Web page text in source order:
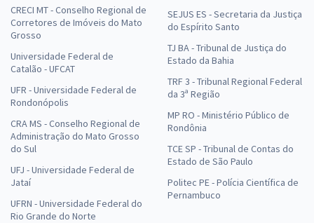
CRECI MT - Conselho Regional de
Corretores de Imóveis do Mato
Grosso
Universidade Federal de
Catalão - UFCAT
UFR - Universidade Federal de
Rondonópolis
CRA MS - Conselho Regional de
Administração do Mato Grosso
do Sul
UFJ - Universidade Federal de
Jataí
UFRN - Universidade Federal do
Rio Grande do Norte
SEJUS ES - Secretaria da Justiça
do Espírito Santo
TJ BA - Tribunal de Justiça do
Estado da Bahia
TRF 3 - Tribunal Regional Federal
da 3ª Região
MP RO - Ministério Público de
Rondônia
TCE SP - Tribunal de Contas do
Estado de São Paulo
Politec PE - Polícia Científica de
Pernambuco